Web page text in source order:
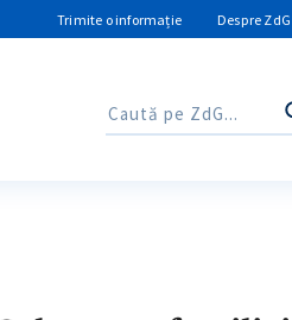
Trimite o informație Despre ZdG